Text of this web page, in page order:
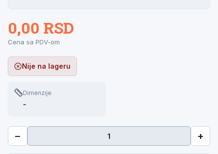
0,00 RSD
Cena sa PDV-om
Nije na lageru
Dimenzije
-
− +